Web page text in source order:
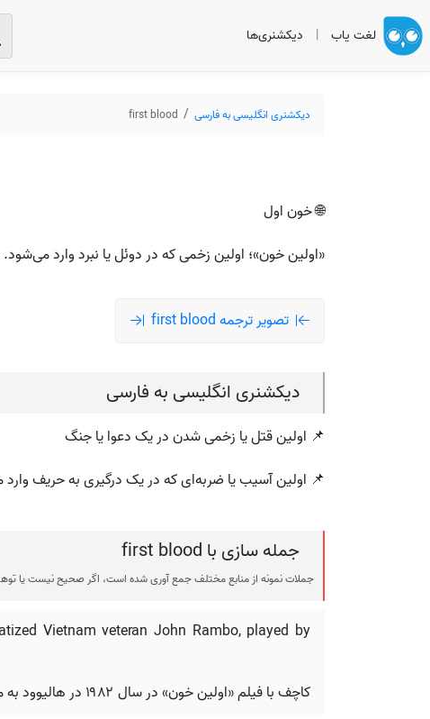
لغت یاب | دیکشنری‌ها
دیکشنری انگلیسی به فارسی first blood
🌐 خون اول
«اولین خون»؛ اولین زخمی که در دوئل یا نبرد وارد
تصویر ترجمه first blood
دیکشنری انگلیسی به فارسی
📌 اولین قتل یا زخمی شدن در یک دعوا یا جنگ
📌 اولین آسیب یا ضربه‌ای که در یک درگیری به حریف
جمله سازی با first blood
جملات نمونه از منابع مختلف جمع آوری شده است، اگر صحیح نیست یا
Vietnam veteran John Rambo, played by
کاچف با فیلم «اولین خون» در سال ۱۹۸۲ در هالیوود به موفقیت بزرگی دست یافت، فیلمی که جان رمبو، کهنه سرباز آسیب‌دیده ویتنام، با بازی سیلوستر استالونه را معرفی کرد.